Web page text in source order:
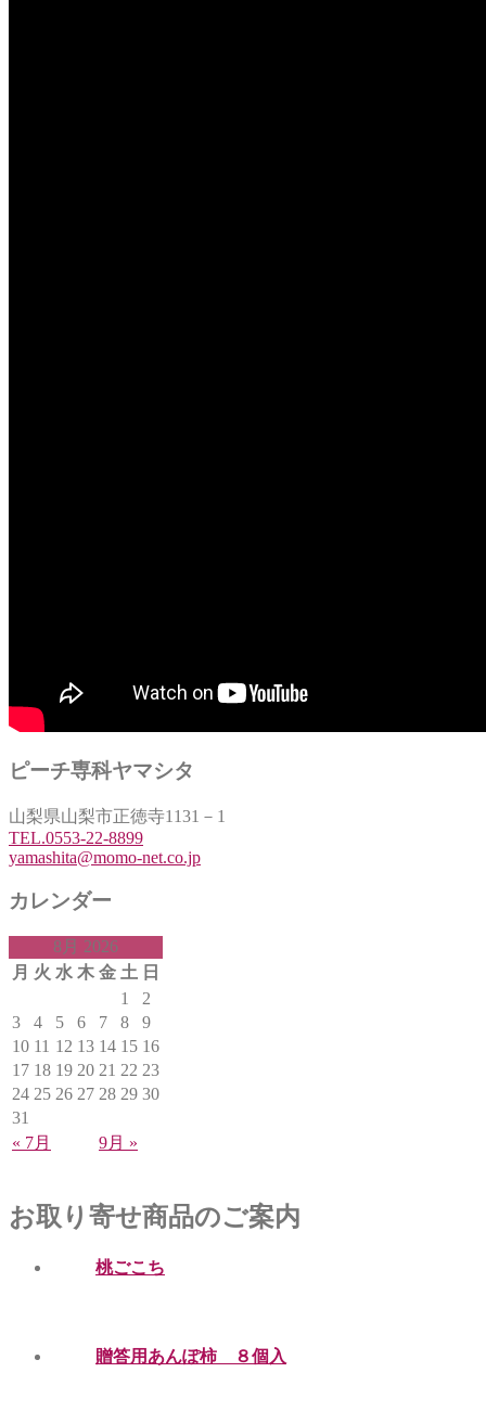
ピーチ専科ヤマシタ
山梨県山梨市正徳寺1131－1
TEL.0553-22-8899
yamashita@momo-net.co.jp
カレンダー
8月 2026
月 火 水 木 金 土 日
1
2
3
4 5 6 7 8
9
10 11 12 13 14 15 16
17 18 19 20 21 22 23
24 25 26 27 28 29 30
31
« 7月
9月 »
お取り寄せ商品のご案内
桃ごこち
贈答用あんぽ柿 ８個入